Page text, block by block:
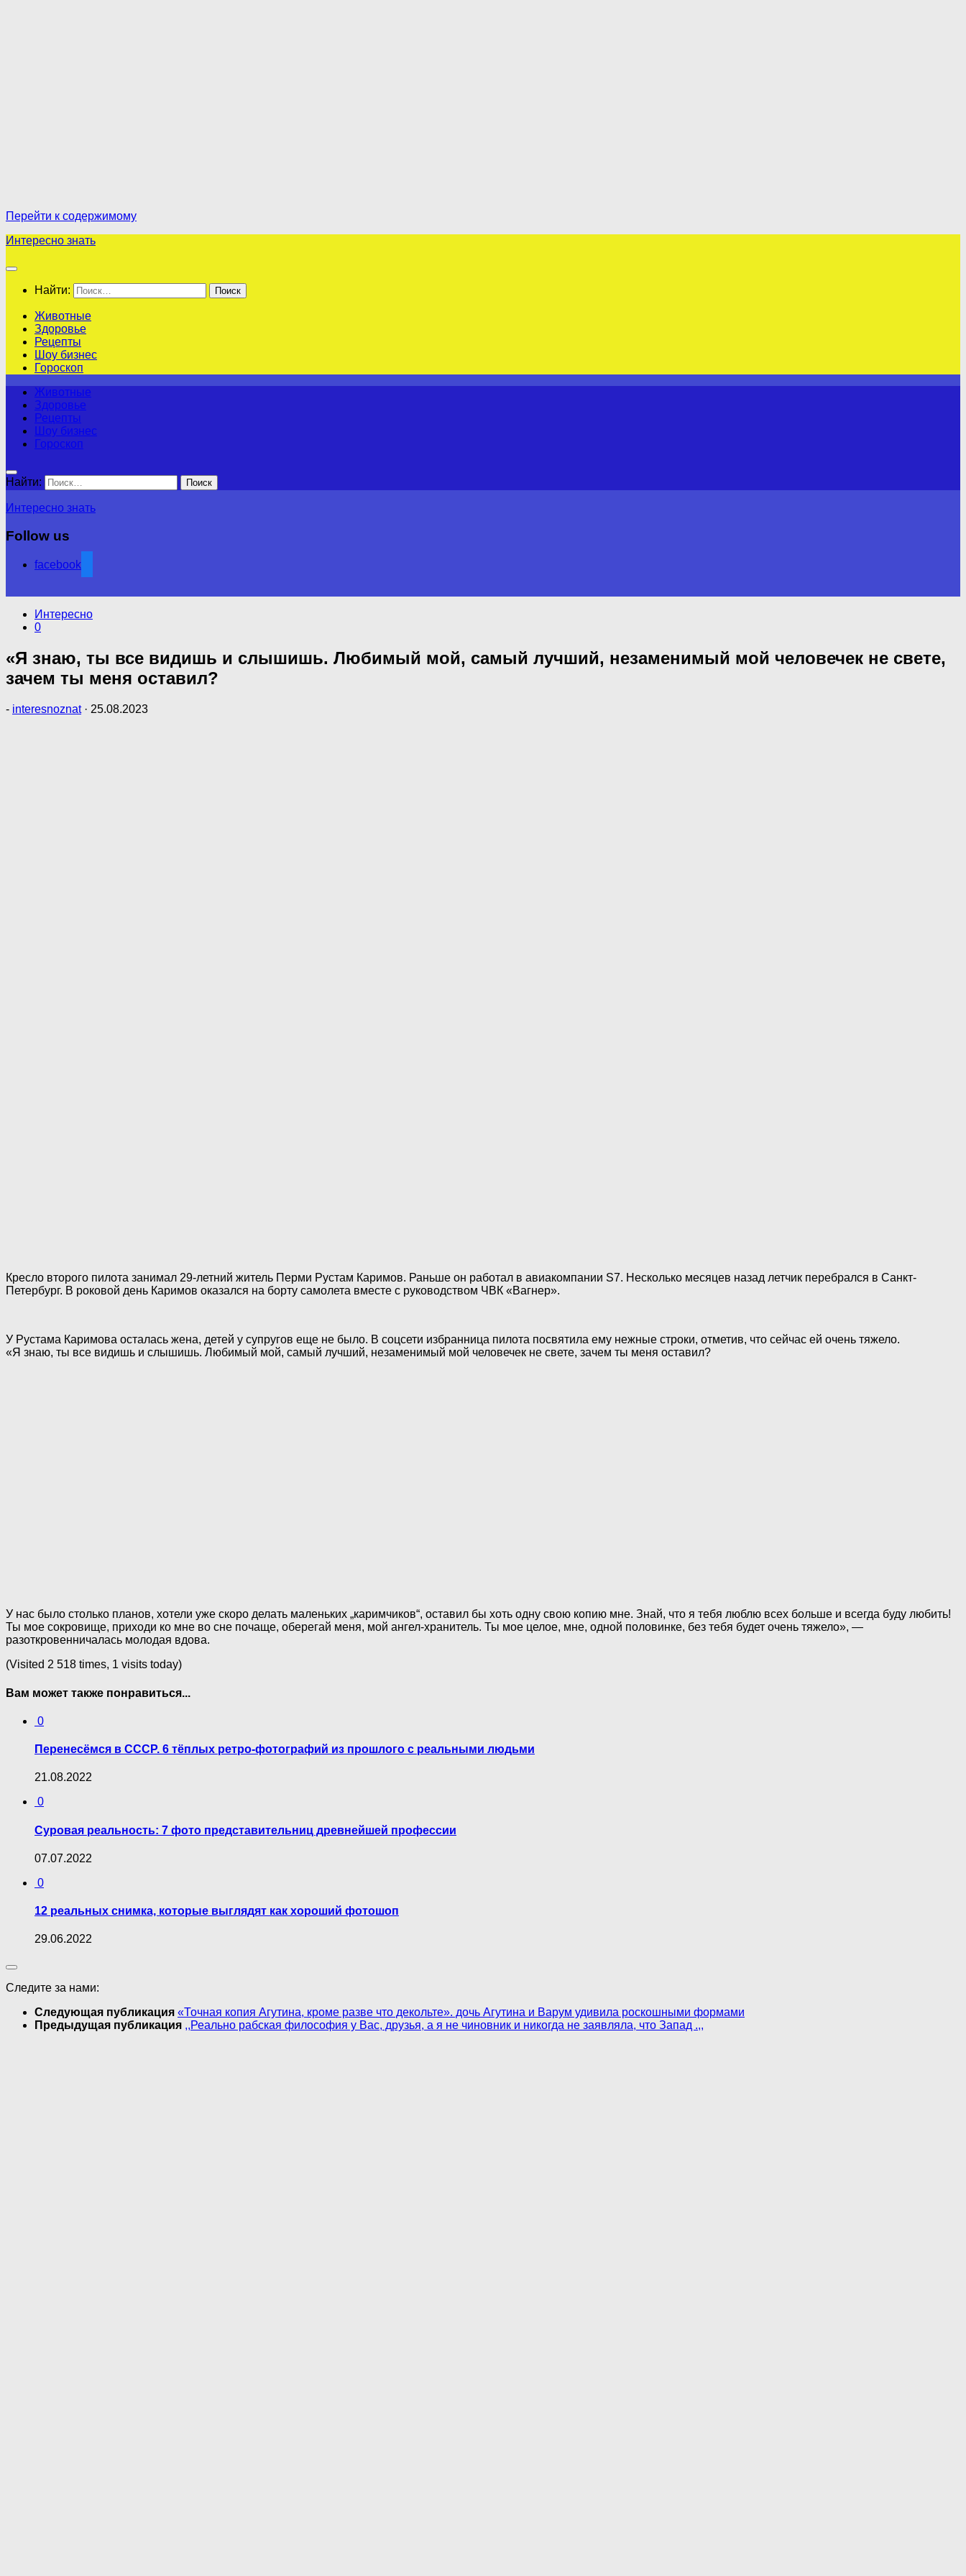
Перейти к содержимому
Интересно знать
Найти:
Животные
Здоровье
Рецепты
Шоу бизнес
Гороскоп
Животные
Здоровье
Рецепты
Шоу бизнес
Гороскоп
Найти:
Интересно знать
Follow us
facebook
Интересно
0
«Я знаю, ты все видишь и слышишь. Любимый мой, самый лучший, незаменимый мой человечек не свете,
зачем ты меня оставил?
- interesnoznat · 25.08.2023
Кресло второго пилота занимал 29-летний житель Перми Рустам Каримов. Раньше он работал в авиакомпании S7. Несколько месяцев назад летчик перебрался в Санкт-
Петербург. В роковой день Каримов оказался на борту самолета вместе с руководством ЧВК «Вагнер».
У Рустама Каримова осталась жена, детей у супругов еще не было. В соцсети избранница пилота посвятила ему нежные строки, отметив, что сейчас ей очень тяжело.
«Я знаю, ты все видишь и слышишь. Любимый мой, самый лучший, незаменимый мой человечек не свете, зачем ты меня оставил?
У нас было столько планов, хотели уже скоро делать маленьких „каримчиков“, оставил бы хоть одну свою копию мне. Знай, что я тебя люблю всех больше и всегда буду любить!
Ты мое сокровище, приходи ко мне во сне почаще, оберегай меня, мой ангел-хранитель. Ты мое целое, мне, одной половинке, без тебя будет очень тяжело», —
разоткровенничалась молодая вдова.
(Visited 2 518 times, 1 visits today)
Вам может также понравиться...
0
Перенесёмся в СССР. 6 тёплых ретро-фотографий из прошлого с реальными людьми
21.08.2022
0
Суровая реальность: 7 фото представительниц древнейшей профессии
07.07.2022
0
12 реальных снимка, которые выглядят как хороший фотошоп
29.06.2022
Следите за нами:
Следующая публикация «Точная копия Агутина, кроме разве что декольте». дочь Агутина и Варум удивила роскошными формами
Предыдущая публикация ,,Реально рабская философия у Вас, друзья, а я не чиновник и никогда не заявляла, что Запад .,,